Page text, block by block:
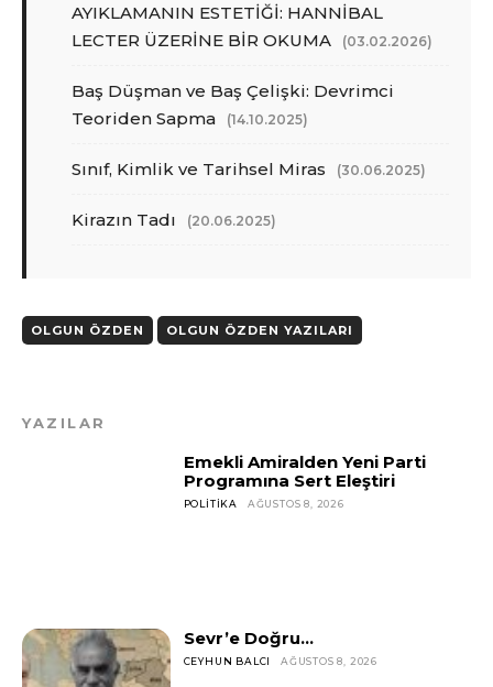
AYIKLAMANIN ESTETİĞİ: HANNİBAL
LECTER ÜZERİNE BİR OKUMA
(03.02.2026)
Baş Düşman ve Baş Çelişki: Devrimci
Teoriden Sapma
(14.10.2025)
Sınıf, Kimlik ve Tarihsel Miras (30.06.2025)
Kirazın Tadı (20.06.2025)
OLGUN ÖZDEN OLGUN ÖZDEN YAZILARI
YAZILAR
Emekli Amiralden Yeni Parti
Programına Sert Eleştiri
POLITIKA AĞUSTOS 8, 2026
Sevr’e Doğru…
CEYHUN BALCI AĞUSTOS 8, 2026